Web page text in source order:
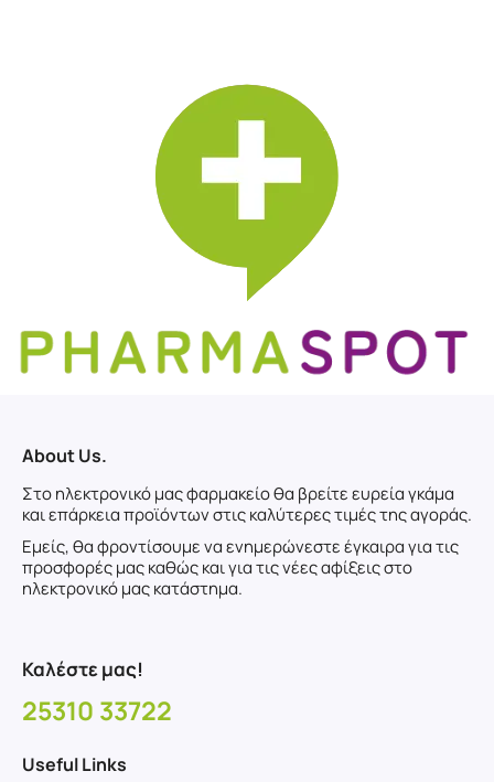
About Us.
Στο ηλεκτρονικό μας φαρμακείο θα βρείτε ευρεία γκάμα
και επάρκεια προϊόντων στις καλύτερες τιμές της αγοράς.
Εμείς, θα φροντίσουμε να ενημερώνεστε έγκαιρα για τις
προσφορές μας καθώς και για τις νέες αφίξεις στο
ηλεκτρονικό μας κατάστημα.
Καλέστε μας!
25310 33722
Useful Links